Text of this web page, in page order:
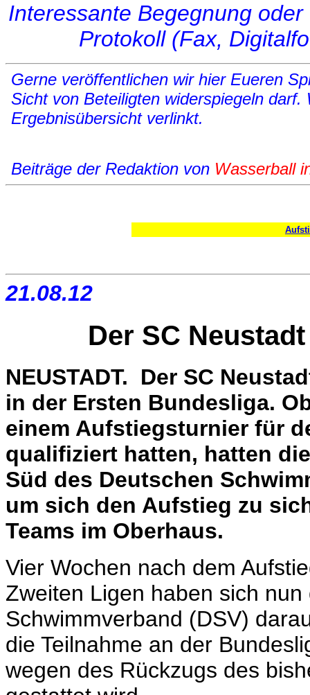
Interessante Begegnung
Protokoll (Fax,
Gerne veröffentlichen wir hier Eueren
Sicht von Beteiligten widerspiegeln
Ergebnisübersicht verlinkt.
Beiträge der Redaktion von Wasserball
21.08.12
Der SC
NEUSTADT. Der SC
in der Ersten Bundesliga.
einem Aufstiegsturnier für
qualifiziert hatten, hatten
Süd des Deutschen
um sich den Aufstieg zu
Teams im Oberhaus.
Vier Wochen nach dem
Zweiten Ligen haben sich
Schwimmverband (DSV)
die Teilnahme an der
wegen des Rückzugs des